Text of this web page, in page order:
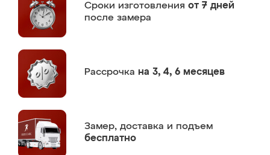
Сроки изготовления от 7 дней
после замера
Рассрочка на 3, 4, 6 месяцев
Замер, доставка и подъем
бесплатно